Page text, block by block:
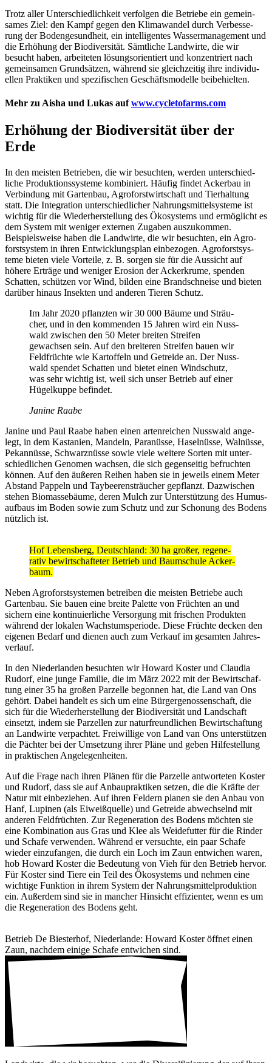
Trotz aller Unter­schied­lich­keit verfolgen die Betriebe ein gemein­
sames Ziel: den Kampf gegen den Klima­wandel durch Verbes­se­
rung der Boden­ge­sund­heit, ein intel­li­gentes Wasser­ma­nage­ment und
die Erhö­hung der Biodi­ver­sität. Sämt­liche Land­wirte, die wir
besucht haben, arbei­teten lösungs­ori­en­tiert und konzen­triert nach
gemein­samen Grund­sätzen, während sie gleich­zeitig ihre indi­vi­du­
ellen Prak­tiken und spezi­fi­schen Geschäfts­mo­delle beibe­hielten.
Mehr zu Aisha und Lukas aufwww.cycletofarms.com
Erhö­hung der Biodi­ver­sität über der
Erde
In den meisten Betrieben, die wir besuchten, werden unter­schied­
liche Produk­ti­ons­sys­teme kombi­niert. Häufig findet Ackerbau in
Verbin­dung mit Gartenbau, Agro­forst­wirt­schaft und Tier­hal­tung
statt. Die Inte­gra­tion unter­schied­li­cher Nahrungs­mit­tel­sys­teme ist
wichtig für die Wieder­her­stel­lung des Ökosys­tems und ermög­licht es
dem System mit weniger externen Zugaben auszu­kommen.
Beispiels­weise haben die Land­wirte, die wir besuchten, ein Agro­
forst­system in ihren Entwick­lungs­plan einbe­zogen. Agro­forst­sys­
teme bieten viele Vorteile, z. B. sorgen sie für die Aussicht auf
höhere Erträge und weniger Erosion der Acker­krume, spenden
Schatten, schützen vor Wind, bilden eine Brand­schneise und bieten
darüber hinaus Insekten und anderen Tieren Schutz.
Im Jahr 2020 pflanzten wir 30 000 Bäume und Sträu­
cher, und in den kommenden 15 Jahren wird ein Nuss­
wald zwischen den 50 Meter breiten Streifen
gewachsen sein. Auf den brei­teren Streifen bauen wir
Feld­früchte wie Kartof­feln und Getreide an. Der Nuss­
wald spendet Schatten und bietet einen Wind­schutz,
was sehr wichtig ist, weil sich unser Betrieb auf einer
Hügel­kuppe befindet.
Janine Raabe
Janine und Paul Raabe haben einen arten­rei­chen Nuss­wald ange­
legt, in dem Kasta­nien, Mandeln, Para­nüsse, Hasel­nüsse, Walnüsse,
Pekan­nüsse, Schwarz­nüsse sowie viele weitere Sorten mit unter­
schied­li­chen Genomen wachsen, die sich gegen­seitig befruchten
können. Auf den äußeren Reihen haben sie in jeweils einem Meter
Abstand Pappeln und Taybee­ren­sträu­cher gepflanzt. Dazwi­schen
stehen Biomas­se­bäume, deren Mulch zur Unter­stüt­zung des Humus­
auf­baus im Boden sowie zum Schutz und zur Scho­nung des Bodens
nütz­lich ist.
Hof Lebens­berg, Deutsch­land: 30 ha großer, rege­ne­
rativ bewirt­schaf­teter Betrieb und Baum­schule Acker­
baum.
Neben Agro­forst­sys­temen betreiben die meisten Betriebe auch
Gartenbau. Sie bauen eine breite Palette von Früchten an und
sichern eine konti­nu­ier­liche Versor­gung mit frischen Produkten
während der lokalen Wachs­tums­pe­riode. Diese Früchte decken den
eigenen Bedarf und dienen auch zum Verkauf im gesamten Jahres­
ver­lauf.
In den Nieder­landen besuchten wir Howard Koster und Claudia
Rudorf, eine junge Familie, die im März 2022 mit der Bewirt­schaf­
tung einer 35 ha großen Parzelle begonnen hat, die Land van Ons
gehört. Dabei handelt es sich um eine Bürger­ge­nos­sen­schaft, die
sich für die Wieder­her­stel­lung der Biodi­ver­sität und Land­schaft
einsetzt, indem sie Parzellen zur natur­freund­li­chen Bewirt­schaf­tung
an Land­wirte verpachtet. Frei­wil­lige von Land van Ons unter­stützen
die Pächter bei der Umset­zung ihrer Pläne und geben Hilfe­stel­lung
in prak­ti­schen Ange­le­gen­heiten.
Auf die Frage nach ihren Plänen für die Parzelle antwor­teten Koster
und Rudorf, dass sie auf Anbau­prak­tiken setzen, die die Kräfte der
Natur mit einbe­ziehen. Auf ihren Feldern planen sie den Anbau von
Hanf, Lupinen (als Eiweiß­quelle) und Getreide abwech­selnd mit
anderen Feld­früchten. Zur Rege­ne­ra­tion des Bodens möchten sie
eine Kombi­na­tion aus Gras und Klee als Weide­futter für die Rinder
und Schafe verwenden. Während er versuchte, ein paar Schafe
wieder einzu­fangen, die durch ein Loch im Zaun entwi­chen waren,
hob Howard Koster die Bedeu­tung von Vieh für den Betrieb hervor.
Für Koster sind Tiere ein Teil des Ökosys­tems und nehmen eine
wich­tige Funk­tion in ihrem System der Nahrungs­mit­tel­pro­duk­tion
ein. Außerdem sind sie in mancher Hinsicht effi­zi­enter, wenn es um
die Rege­ne­ra­tion des Bodens geht.
Betrieb De Bies­terhof, Nieder­lande: Howard Koster öffnet einen
Zaun, nachdem einige Schafe entwi­chen sind.